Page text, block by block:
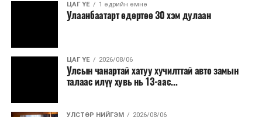
ЦАГ ҮЕ 1 өдрийн өмнө
Улаанбаатарт өдөртөө 30 хэм дулаан
ЦАГ ҮЕ 2026/08/06
Улсын чанартай хатуу хучилттай авто замын
талаас илүү хувь нь 13-аас...
УЛСТӨР НИЙГЭМ 2026/08/06